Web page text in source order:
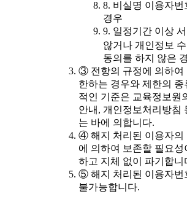
8. 비실명 이용자
경우
9. 일정기간 이상
않거나 개인정보
동의를 하지 않은
③ 전항의 규정에 의하여
한하는 경우와 제한의 종
적인 기준은 교육정보원
안내, 개인정보처리방침
는 바에 의합니다.
④ 해지 처리된 이용자의
에 의하여 보존할 필요성
하고 지체 없이 파기합니
⑤ 해지 처리된 이용자번
불가능합니다.